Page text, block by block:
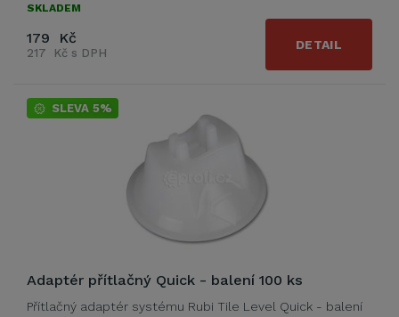
SKLADEM
179 Kč
217 Kč s DPH
DETAIL
SLEVA 5%
Adaptér přítlačný Quick - balení 100 ks
Přítlačný adaptér systému Rubi Tile Level Quick - balení